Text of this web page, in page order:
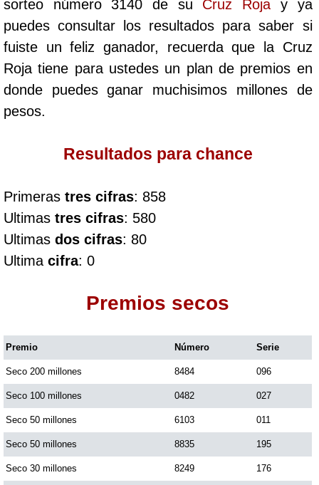
Caribeña Día
Caribeña Noche
Chontico Día
Chontico Noche
Culona día
Culona noche
Dorado Tarde
Dorado Noche
Fantástica Día
Fantástica Noche
sorteo número 3140 de su Cruz Roja y ya
puedes consultar los resultados para saber si
fuiste un feliz ganador, recuerda que la Cruz
Roja tiene para ustedes un plan de premios en
donde puedes ganar muchisimos millones de
pesos.
Resultados para chance
Primeras tres cifras: 858
Ultimas tres cifras: 580
Ultimas dos cifras: 80
Ultima cifra: 0
Premios secos
Premio Número Serie
Seco 200 millones 8484 096
Seco 100 millones 0482 027
Seco 50 millones 6103 011
Seco 50 millones 8835 195
Seco 30 millones 8249 176